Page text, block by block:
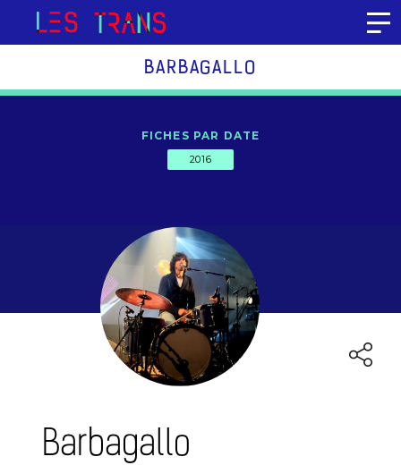
Aller au contenu
BARBAGALLO
FICHES PAR DATE
2016
Barbagallo